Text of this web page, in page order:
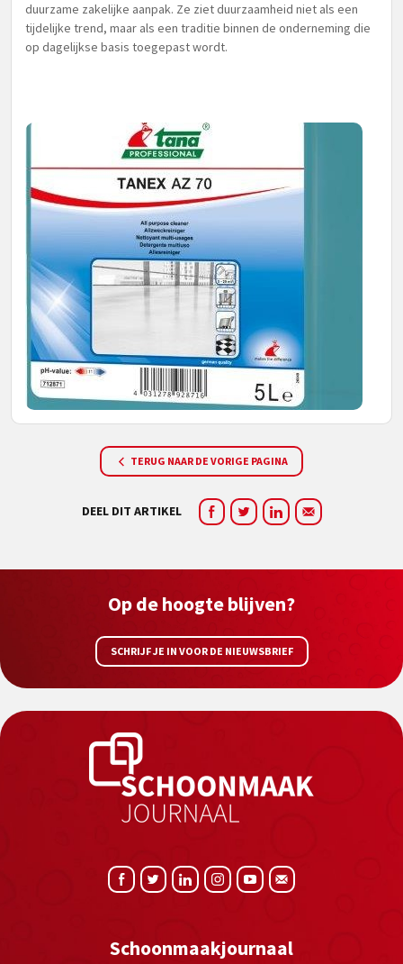
duurzame zakelijke aanpak. Ze ziet duurzaamheid niet als een
tijdelijke trend, maar als een traditie binnen de onderneming die
op dagelijkse basis toegepast wordt.
TERUG NAAR DE VORIGE PAGINA
DEEL DIT ARTIKEL
Op de hoogte blijven?
SCHRIJF JE IN VOOR DE NIEUWSBRIEF
Schoonmaakjournaal